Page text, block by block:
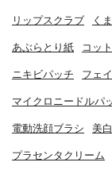
リップスクラブ く
あぶらとり紙 コッ
ニキビパッチ フェ
マイクロニードルパ
電動洗顔ブラシ 美
プラセンタクリーム